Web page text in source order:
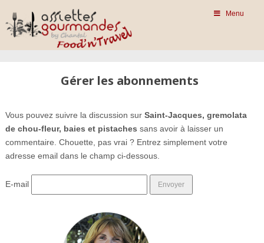
Menu
Gérer les abonnements
Vous pouvez suivre la discussion sur Saint-Jacques, gremolata
de chou-fleur, baies et pistaches sans avoir à laisser un
commentaire. Chouette, pas vrai ? Entrez simplement votre
adresse email dans le champ ci-dessous.
E-mail